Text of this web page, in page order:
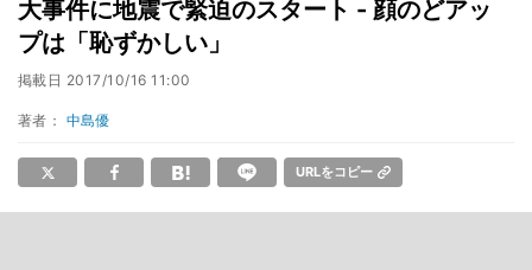
大事件に地震で緊迫のスタート - 顔のどアッ
プは「恥ずかしい」
掲載日 2017/10/16 11:00
著者： 中島優
URLをコピー